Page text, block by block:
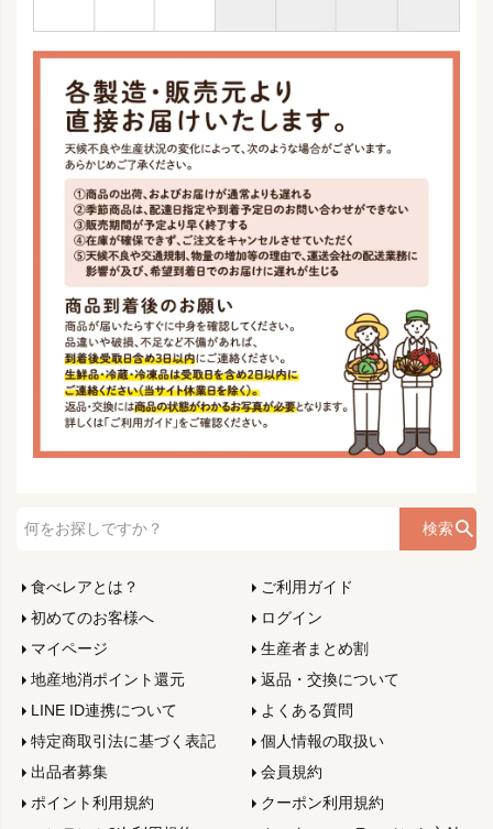
検索
食べレアとは？
ご利用ガイド
初めてのお客様へ
ログイン
マイページ
生産者まとめ割
地産地消ポイント還元
返品・交換について
LINE ID連携について
よくある質問
特定商取引法に基づく表記
個人情報の取扱い
出品者募集
会員規約
ポイント利用規約
クーポン利用規約